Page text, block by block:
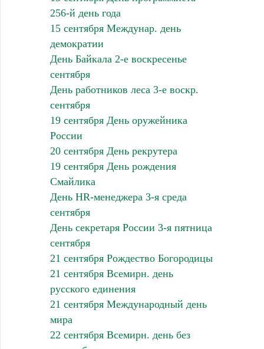
256-й день года
15 сентября Междунар. день
демократии
День Байкала 2-е воскресенье
сентября
День работников леса 3-е воскр.
сентября
19 сентября День оружейника
России
20 сентября День рекрутера
19 сентября День рождения
Смайлика
День HR-менеджера 3-я среда
сентября
День секретаря России 3-я пятница
сентября
21 сентября Рождество Богородицы
21 сентября Всемирн. день
русского единения
21 сентября Международный день
мира
22 сентября Всемирн. день без